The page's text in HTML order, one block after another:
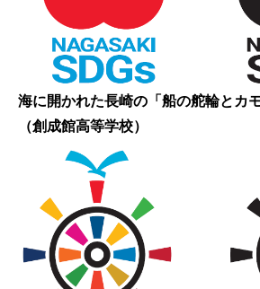
海に開かれた長崎の「船の舵輪とカ
（創成館高等学校）